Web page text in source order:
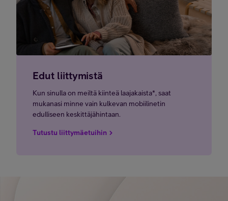
Edut liittymistä
Kun sinulla on meiltä kiinteä laajakaista*, saat
mukanasi minne vain kulkevan mobiilinetin
edulliseen keskittäjähintaan.
Tutustu liittymäetuihin